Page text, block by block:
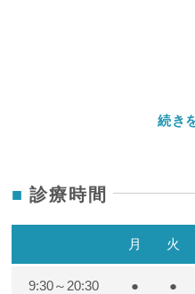
診療時間
月 火
9:30～20:30 ● ●